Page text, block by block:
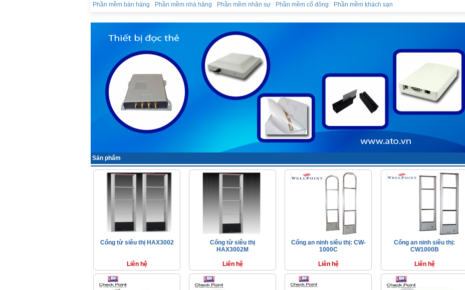
Phần mềm bán hàng Phần mềm nhà hàng Phần mềm nhân sự Phần mềm cổ đông Phần mềm khách sạn
Sản phẩm
Cổng từ siêu thị HAX3002
Liên hệ
Cổng từ siêu thị
HAX3002M
Liên hệ
Cổng an ninh siêu thị: CW-
1000C
Liên hệ
Cổng an ninh siêu thị:
CW1000B
Liên hệ